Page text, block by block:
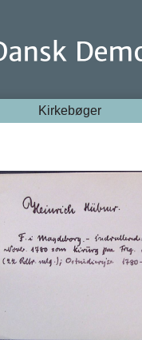
Kirkebøger